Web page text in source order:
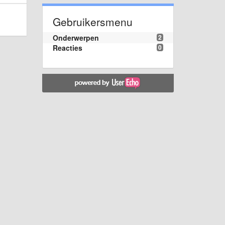
Gebruikersmenu
2
Onderwerpen
0
Reacties